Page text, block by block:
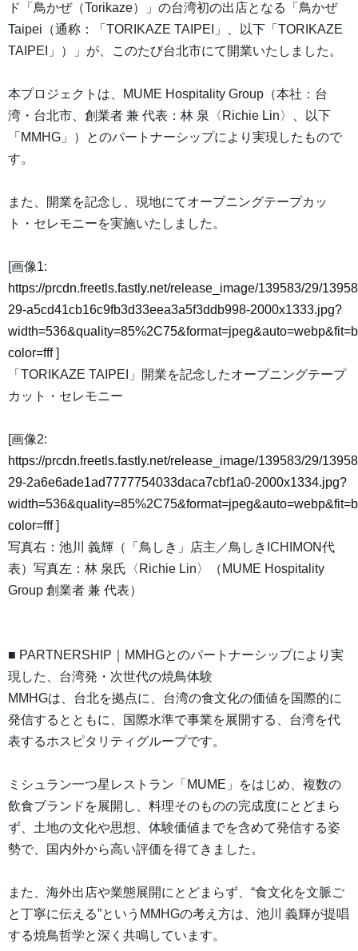
ド「鳥かぜ（Torikaze）」の台湾初の出店となる「鳥かぜ
Taipei（通称：「TORIKAZE TAIPEI」、以下「TORIKAZE
TAIPEI」）」が、このたび台北市にて開業いたしました。
本プロジェクトは、MUME Hospitality Group（本社：台
湾・台北市、創業者 兼 代表：林 泉〈Richie Lin〉、以下
「MMHG」）とのパートナーシップにより実現したもので
す。
また、開業を記念し、現地にてオープニングテープカッ
ト・セレモニーを実施いたしました。
[画像1:
https://prcdn.freetls.fastly.net/release_image/139583/29/
29-a5cd41cb16c9fb3d33eea3a5f3ddb998-2000x1333.jpg?
color=fff]
「TORIKAZE TAIPEI」開業を記念したオープニングテープ
カット・セレモニー
[画像2:
https://prcdn.freetls.fastly.net/release_image/139583/29/
29-2a6e6ade1ad7777754033daca7cbf1a0-2000x1334.jpg?
color=fff]
写真右：池川 義輝（「鳥しき」店主／鳥しきICHIMON代
表）写真左：林 泉氏〈Richie Lin〉（MUME Hospitality
Group 創業者 兼 代表）
■ PARTNERSHIP｜MMHGとのパートナーシップにより実
現した、台湾発・次世代の焼鳥体験
MMHGは、台北を拠点に、台湾の食文化の価値を国際的に
発信するとともに、国際水準で事業を展開する、台湾を代
表するホスピタリティグループです。
ミシュラン一つ星レストラン「MUME」をはじめ、複数の
飲食ブランドを展開し、料理そのものの完成度にとどまら
ず、土地の文化や思想、体験価値までを含めて発信する姿
勢で、国内外から高い評価を得てきました。
また、海外出店や業態展開にとどまらず、“食文化を文脈ご
と丁寧に伝える”というMMHGの考え方は、池川 義輝が提唱
する焼鳥哲学と深く共鳴しています。